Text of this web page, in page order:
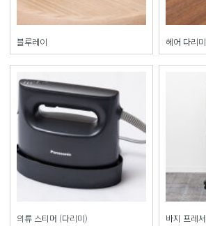
블루레이 헤어 다리미
의류 스티머 (다리미) 바지 프레서